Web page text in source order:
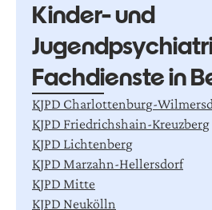
Kinder-und
Jugendpsychiatr
FachdiensteinB
KJPD Charlottenburg-Wilmers
KJPD Friedrichshain-Kreuzberg
KJPD Lichtenberg
KJPD Marzahn-Hellersdorf
KJPD Mitte
KJPD Neukölln